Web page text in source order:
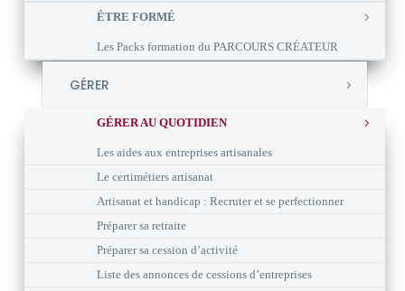
ÊTRE FORMÉ
Les Packs formation du PARCOURS CRÉATEUR
GÉRER
GÉRER AU QUOTIDIEN
Les aides aux entreprises artisanales
Le certimétiers artisanat
Artisanat et handicap : Recruter et se perfectionner
Préparer sa retraite
Préparer sa cession d’activité
Liste des annonces de cessions d’entreprises